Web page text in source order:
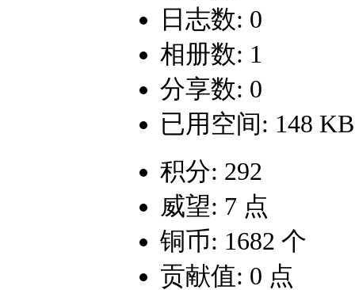
日志数: 0
相册数: 1
分享数: 0
已用空间: 148 KB
积分: 292
威望: 7 点
铜币: 1682 个
贡献值: 0 点